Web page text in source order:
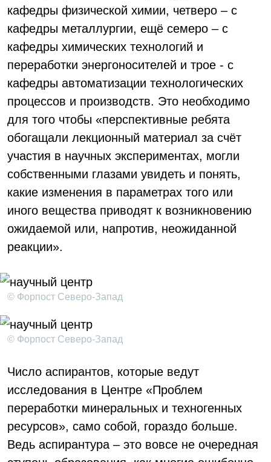
кафедры физической химии, четверо – с
кафедры металлургии, ещё семеро – с
кафедры химических технологий и
переработки энергоносителей и трое - с
кафедры автоматизации технологических
процессов и производств. Это необходимо
для того чтобы «перспективные ребята
обогащали лекционный материал за счёт
участия в научных экспериментах, могли
собственными глазами увидеть и понять,
какие изменения в параметрах того или
иного вещества приводят к возникновению
ожидаемой или, напротив, неожиданной
реакции».
© Форпост Северо-Запад
© Форпост Северо-Запад
Число аспирантов, которые ведут
исследования в Центре «Проблем
переработки минеральных и техногенных
ресурсов», само собой, гораздо больше.
Ведь аспирантура – это вовсе не очередная